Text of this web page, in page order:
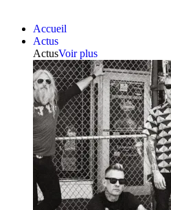
Accueil
Actus
ActusVoir plus